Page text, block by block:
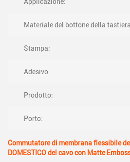
Materiale del bottone della
Stampa:
Adesivo:
Prodotto:
Porto:
Commutatore di membrana flessibile
DOMESTICO del cavo con Matte